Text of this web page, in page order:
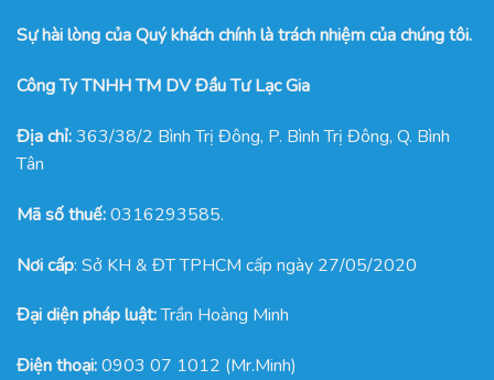
Sự hài lòng của Quý khách chính là trách nhiệm của chúng tôi.
Công Ty TNHH TM DV Đầu Tư Lạc Gia
Địa chỉ:363/38/2 Bình Trị Đông, P. Bình Trị Đông, Q. Bình
Tân
Mã số thuế:0316293585.
Nơi cấp: Sở KH & ĐT TPHCM cấp ngày 27/05/2020
Đại diện pháp luật:Trần Hoàng Minh
Điện thoại:0903 07 1012 (Mr.Minh)